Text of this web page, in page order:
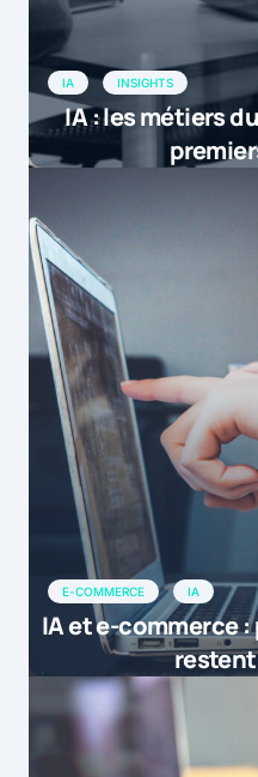
IA INSIGHTS
IA : les métiers
E-COMMERCE IA
IA et e-commerce